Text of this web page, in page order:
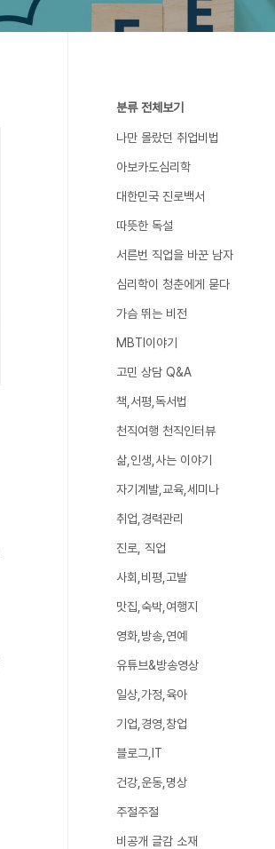
분류 전체보기
나만 몰랐던 취업비법
아보카도심리학
대한민국 진로백서
따뜻한 독설
서른번 직업을 바꾼 남자
심리학이 청춘에게 묻다
가슴 뛰는 비전
MBTI이야기
고민 상담 Q&A
책,서평,독서법
천직여행 천직인터뷰
삶,인생,사는 이야기
자기계발,교육,세미나
취업,경력관리
진로, 직업
사회,비평,고발
맛집,숙박,여행지
영화,방송,연예
유튜브&방송영상
일상,가정,육아
기업,경영,창업
블로그,IT
건강,운동,명상
주절주절
비공개 글감 소재